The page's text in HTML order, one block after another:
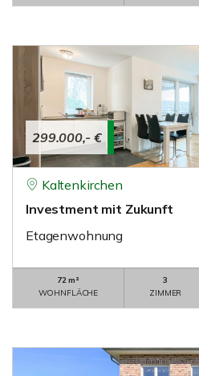
299.000,- €
Kaltenkirchen
Investment mit Zukunft
Etagenwohnung
72 m²
WOHNFLÄCHE
3
ZIMMER